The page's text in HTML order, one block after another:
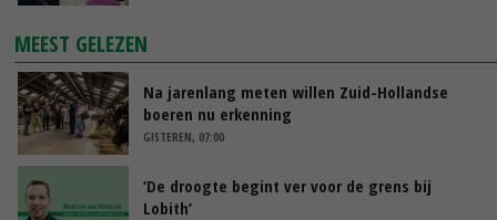
MEEST GELEZEN
Na jarenlang meten willen Zuid-Hollandse
boeren nu erkenning
GISTEREN, 07:00
‘De droogte begint ver voor de grens bij
Lobith’